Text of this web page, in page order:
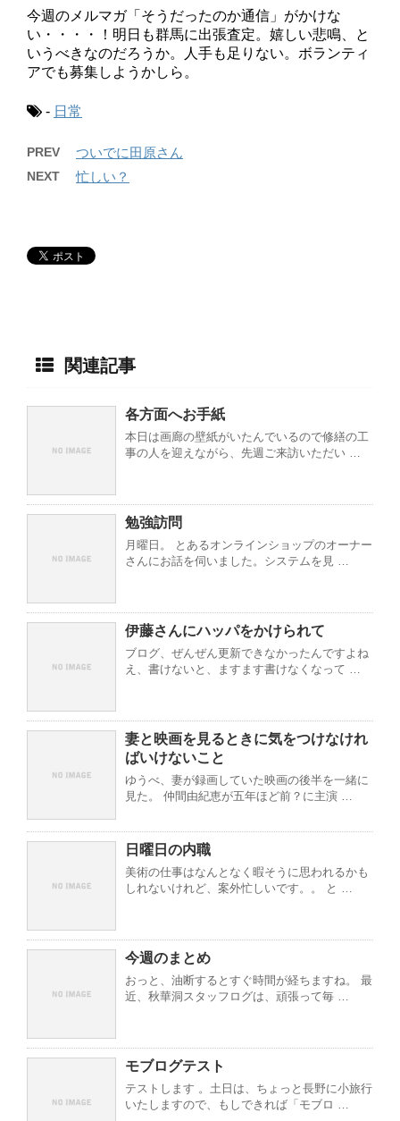
今週のメルマガ「そうだったのか通信」がかけな
い・・・・！明日も群馬に出張査定。嬉しい悲鳴、と
いうべきなのだろうか。人手も足りない。ボランティ
アでも募集しようかしら。
- 日常
PREV ついでに田原さん
NEXT 忙しい？
関連記事
各方面へお手紙
本日は画廊の壁紙がいたんでいるので修繕の工
事の人を迎えながら、先週ご来訪いただい …
勉強訪問
月曜日。 とあるオンラインショップのオーナー
さんにお話を伺いました。システムを見 …
伊藤さんにハッパをかけられて
ブログ、ぜんぜん更新できなかったんですよね
え、書けないと、ますます書けなくなって …
妻と映画を見るときに気をつけなけれ
ばいけないこと
ゆうべ、妻が録画していた映画の後半を一緒に
見た。 仲間由紀恵が五年ほど前？に主演 …
日曜日の内職
美術の仕事はなんとなく暇そうに思われるかも
しれないけれど、案外忙しいです。。 と …
今週のまとめ
おっと、油断するとすぐ時間が経ちますね。 最
近、秋華洞スタッフログは、頑張って毎 …
モブログテスト
テストします 。土日は、ちょっと長野に小旅行
いたしますので、もしできれば「モブロ …